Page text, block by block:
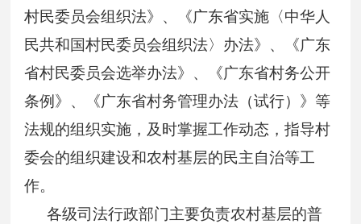
村民委员会组织法》、《广东省实施〈中华人
民共和国村民委员会组织法〉办法》、《广东
省村民委员会选举办法》、《广东省村务公开
条例》、《广东省村务管理办法（试行）》等
法规的组织实施，及时掌握工作动态，指导村
委会的组织建设和农村基层的民主自治等工
作。
各级司法行政部门主要负责农村基层的普